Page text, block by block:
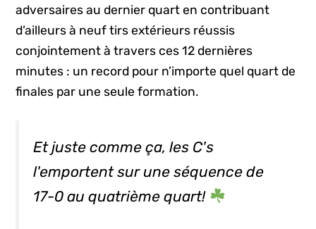
adversaires au dernier quart en contribuant
d’ailleurs à neuf tirs extérieurs réussis
conjointement à travers ces 12 dernières
minutes : un record pour n’importe quel quart de
finales par une seule formation.
Et juste comme ça, les C's
l'emportent sur une séquence de
17-0 au quatrième quart!